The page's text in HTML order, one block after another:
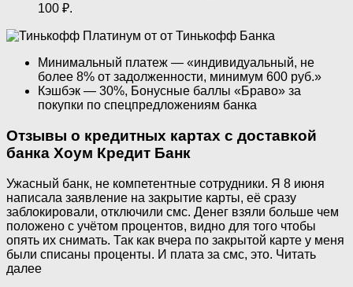
100 ₽.
Минимальный платеж — «индивидуальный, не
более 8% от задолженности, минимум 600 руб.»
Кэшбэк — 30%, Бонусные баллы «Браво» за
покупки по спецпредложениям банка
Отзывы о кредитных картах с доставкой
банка Хоум Кредит Банк
Ужасный банк, не компетентные сотрудники. Я 8 июня
написала заявление на закрытие карты, её сразу
заблокировали, отключили смс. Денег взяли больше чем
положено с учётом процентов, видно для того чтобы
опять их снимать. Так как вчера по закрытой карте у меня
были списаны проценты. И плата за смс, это. Читать
далее